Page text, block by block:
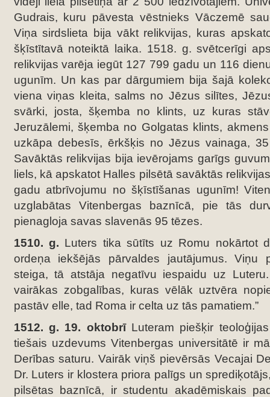
Gudrais, kuru pāvesta vēstnieks Vāczemē
Viņa sirdslieta bija vākt relikvijas, kuras
šķīstītavā noteiktā laika. 1518. g. svētcerīgi
relikvijas varēja iegūt 127 799 gadu un 116
ugunīm. Un kas par dārgumiem bija šajā
viena viņas kleita, salms no Jēzus silītes,
svārki, josta, šķemba no klints, uz kuras
Jeruzālemi, šķemba no Golgatas klints,
uzkāpa debesīs, ērkšķis no Jēzus vainaga,
Savāktās relikvijas bija ievērojams garīgs
liels, kā apskatot Halles pilsētā savāktās
gadu atbrīvojumu no šķīstīšanas ugunīm!
uzglabātas Vitenbergas baznīcā, pie tās
pienagloja savas slavenās 95 tēzes.
1510. g. Luters tika sūtīts uz Romu nokārtot
ordeņa iekšējās pārvaldes jautājumus. Viņu
steiga, tā atstāja negatīvu iespaidu uz
vairākas zobgalības, kuras vēlāk uztvēra
pastāv elle, tad Roma ir celta uz tās pamatiem.”
1512. g. 19. oktobrīLuteram piešķir
tiešais uzdevums Vitenbergas universitātē ir
Derības saturu. Vairāk viņš pievērsās Vecajai
Dr. Luters ir klostera priora palīgs un
pilsētas baznīcā, ir studentu akadēmiskais